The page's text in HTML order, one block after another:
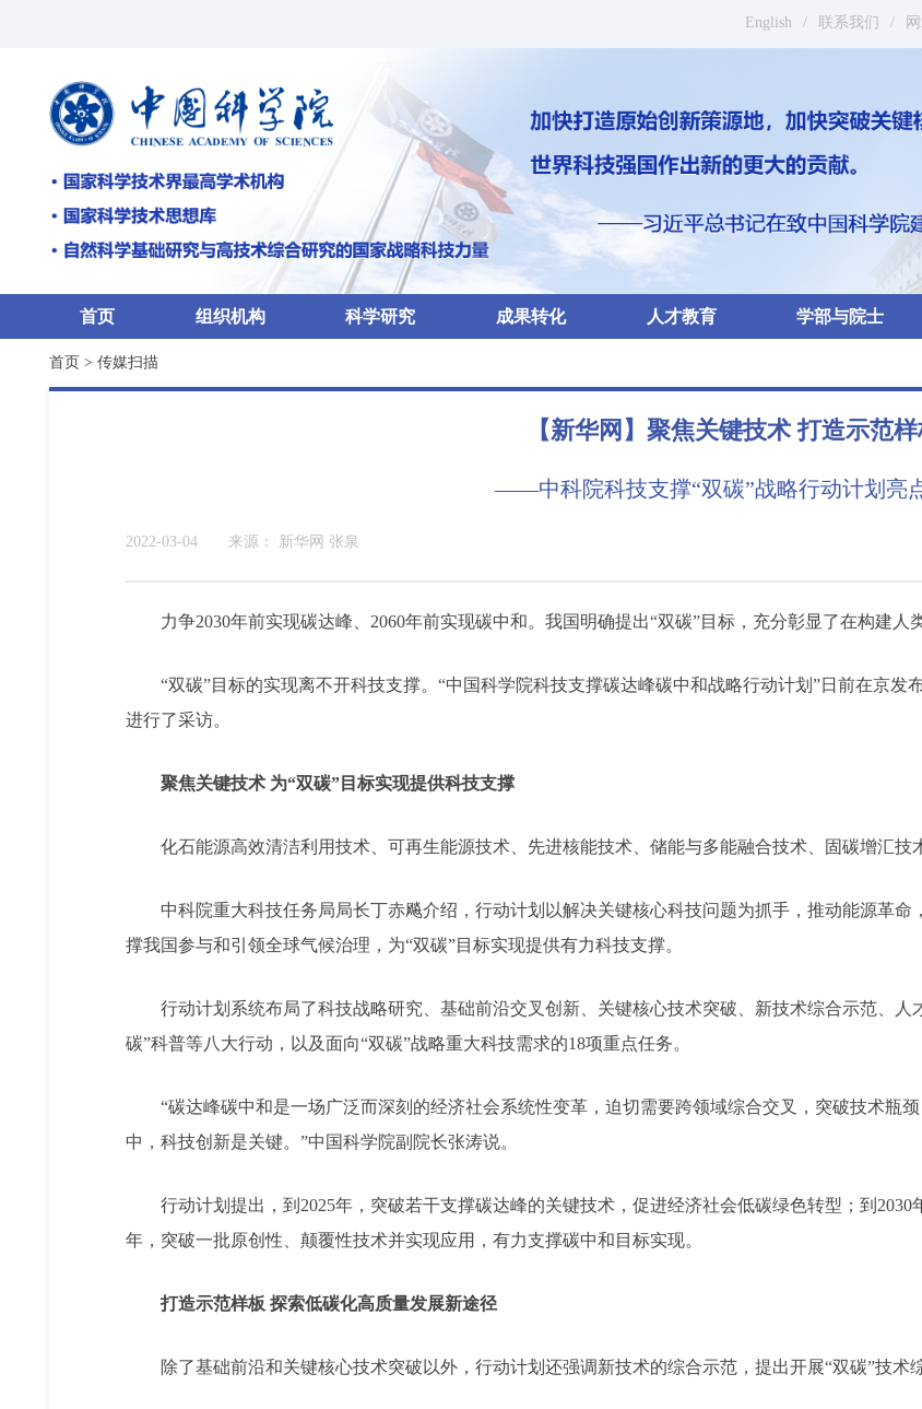
English / 联系我们 /
首页 组织机构 科学研究 成果转化 人才教育 学部与院士
首页 > 传媒扫描
【新华网】聚焦关键技术 打造示范
——中科院科技支撑“双碳”战略行动计划亮
2022-03-04 来源： 新华网 张泉
力争2030年前实现碳达峰、2060年前实现碳中和。我国明确提出“双碳”目标，充分彰显了在构建人
“双碳”目标的实现离不开科技支撑。“中国科学院科技支撑碳达峰碳中和战略行动计划”日前在京发
进行了采访。
聚焦关键技术 为“双碳”目标实现提供科技支撑
化石能源高效清洁利用技术、可再生能源技术、先进核能技术、储能与多能融合技术、固碳增汇技
中科院重大科技任务局局长丁赤飚介绍，行动计划以解决关键核心科技问题为抓手，推动能源革命
撑我国参与和引领全球气候治理，为“双碳”目标实现提供有力科技支撑。
行动计划系统布局了科技战略研究、基础前沿交叉创新、关键核心技术突破、新技术综合示范、人
碳”科普等八大行动，以及面向“双碳”战略重大科技需求的18项重点任务。
“碳达峰碳中和是一场广泛而深刻的经济社会系统性变革，迫切需要跨领域综合交叉，突破技术瓶颈
中，科技创新是关键。”中国科学院副院长张涛说。
行动计划提出，到2025年，突破若干支撑碳达峰的关键技术，促进经济社会低碳绿色转型；到2030
年，突破一批原创性、颠覆性技术并实现应用，有力支撑碳中和目标实现。
打造示范样板 探索低碳化高质量发展新途径
除了基础前沿和关键核心技术突破以外，行动计划还强调新技术的综合示范，提出开展“双碳”技术